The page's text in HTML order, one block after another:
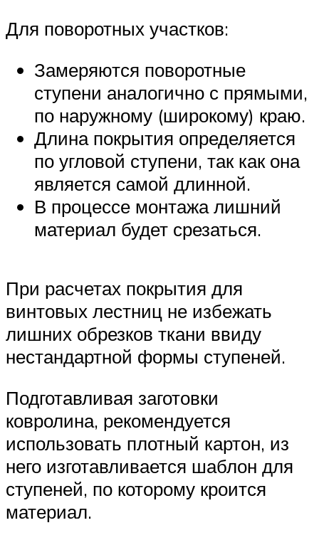
Для поворотных участков:
Замеряются поворотные
ступени аналогично с прямыми,
по наружному (широкому) краю.
Длина покрытия определяется
по угловой ступени, так как она
является самой длинной.
В процессе монтажа лишний
материал будет срезаться.
При расчетах покрытия для
винтовых лестниц не избежать
лишних обрезков ткани ввиду
нестандартной формы ступеней.
Подготавливая заготовки
ковролина, рекомендуется
использовать плотный картон, из
него изготавливается шаблон для
ступеней, по которому кроится
материал.